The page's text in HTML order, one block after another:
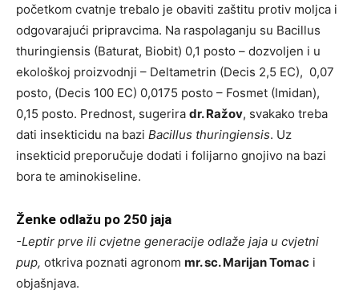
početkom cvatnje trebalo je obaviti zaštitu protiv moljca i
odgovarajući pripravcima. Na raspolaganju su Bacillus
thuringiensis (Baturat, Biobit) 0,1 posto – dozvoljen i u
ekološkoj proizvodnji – Deltametrin (Decis 2,5 EC), 0,07
posto, (Decis 100 EC) 0,0175 posto – Fosmet (Imidan),
0,15 posto. Prednost, sugerira dr. Ražov, svakako treba
dati insekticidu na bazi Bacillus thuringiensis. Uz
insekticid preporučuje dodati i folijarno gnojivo na bazi
bora te aminokiseline.
Ženke odlažu po 250 jaja
-Leptir prve ili cvjetne generacije odlaže jaja u cvjetni
pup, otkriva poznati agronom mr. sc. Marijan Tomac i
objašnjava.